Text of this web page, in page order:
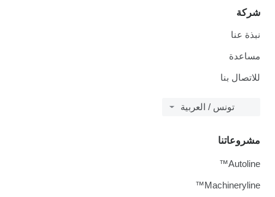
شركة
نبذة عنا
مساعدة
للاتصال بنا
تونس / العربية
مشروعاتنا
Autoline™
Machineryline™